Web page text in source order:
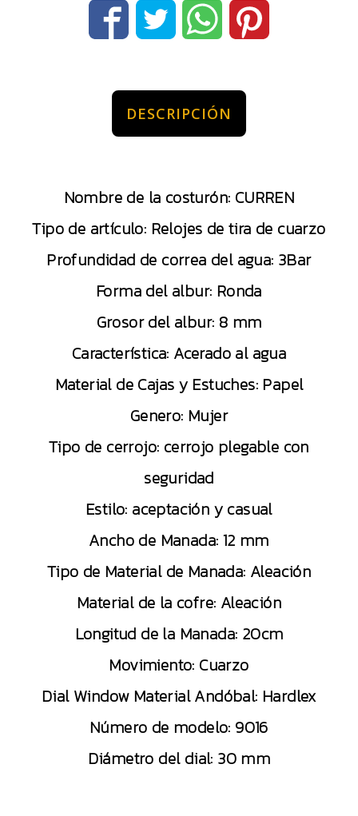
DESCRIPCIÓN
Nombre de la costurón: CURREN
Tipo de artículo: Relojes de tira de cuarzo
Profundidad de correa del agua: 3Bar
Forma del albur: Ronda
Grosor del albur: 8 mm
Característica: Acerado al agua
Material de Cajas y Estuches: Papel
Genero: Mujer
Tipo de cerrojo: cerrojo plegable con
seguridad
Estilo: aceptación y casual
Ancho de Manada: 12 mm
Tipo de Material de Manada: Aleación
Material de la cofre: Aleación
Longitud de la Manada: 20cm
Movimiento: Cuarzo
Dial Window Material Andóbal: Hardlex
Número de modelo: 9016
Diámetro del dial: 30 mm